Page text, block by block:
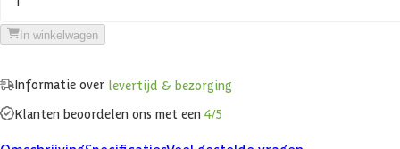
In winkelwagen
Informatie over levertijd & bezorging
Klanten beoordelen ons met een 4/5